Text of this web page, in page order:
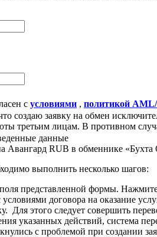
с условиями , политикой
создаю заявку на обмен
третьим лицам. В противном
данные
Авангард RUB в обменнике «Бухта
выполнить несколько шагов:
представленной формы.
условиями договора на оказание
Для этого следует совершить
указанных действий, система
с проблемой при создании